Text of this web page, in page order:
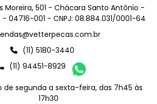
Moreira, 501 - Chácara Santo Antônio -
- 04716-001 - CNPJ: 08.884.031/0001-64
(11) 5180-3440
(11) 94451-8929
segunda a sexta-feira, das 7h45 às
17h30